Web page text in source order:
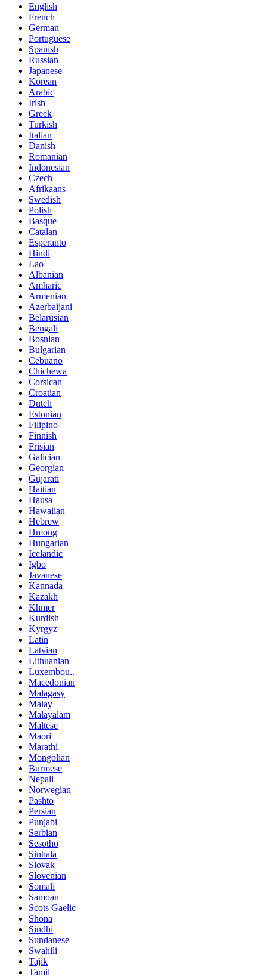
English
French
German
Portuguese
Spanish
Russian
Japanese
Korean
Arabic
Irish
Greek
Turkish
Italian
Danish
Romanian
Indonesian
Czech
Afrikaans
Swedish
Polish
Basque
Catalan
Esperanto
Hindi
Lao
Albanian
Amharic
Armenian
Azerbaijani
Belarusian
Bengali
Bosnian
Bulgarian
Cebuano
Chichewa
Corsican
Croatian
Dutch
Estonian
Filipino
Finnish
Frisian
Galician
Georgian
Gujarati
Haitian
Hausa
Hawaiian
Hebrew
Hmong
Hungarian
Icelandic
Igbo
Javanese
Kannada
Kazakh
Khmer
Kurdish
Kyrgyz
Latin
Latvian
Lithuanian
Luxembou..
Macedonian
Malagasy
Malay
Malayalam
Maltese
Maori
Marathi
Mongolian
Burmese
Nepali
Norwegian
Pashto
Persian
Punjabi
Serbian
Sesotho
Sinhala
Slovak
Slovenian
Somali
Samoan
Scots Gaelic
Shona
Sindhi
Sundanese
Swahili
Tajik
Tamil